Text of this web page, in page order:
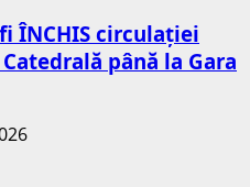
ÎNCHIS circulației
până la Gara